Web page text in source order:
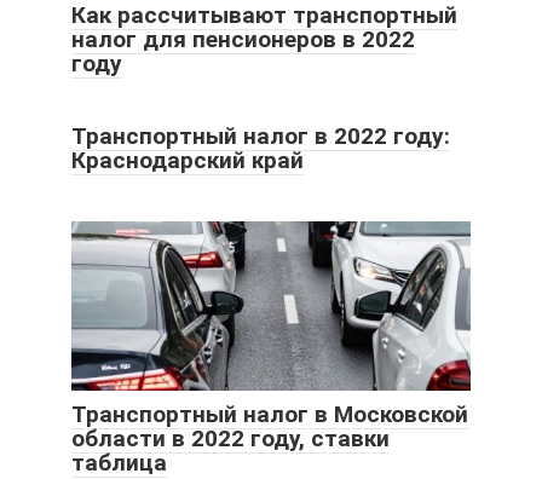
Как рассчитывают транспортный
налог для пенсионеров в 2022
году
Транспортный налог в 2022 году:
Краснодарский край
Транспортный налог в Московской
области в 2022 году, ставки
таблица